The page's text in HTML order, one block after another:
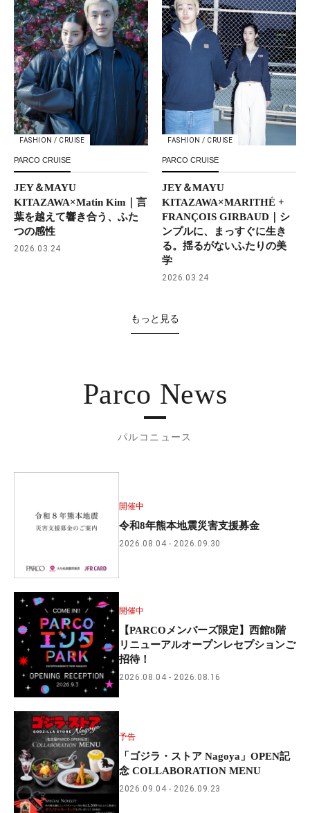
FASHION / CRUISE
PARCO CRUISE
JEY＆MAYU
KITAZAWA×Matin Kim｜言
葉を越えて響き合う、ふた
つの感性
2026.03.24
FASHION / CRUISE
PARCO CRUISE
JEY＆MAYU
KITAZAWA×MARITHÉ +
FRANÇOIS GIRBAUD｜シ
ンプルに、まっすぐに生き
る。揺るがないふたりの美
学
2026.03.24
もっと見る
Parco News
パルコニュース
開催中
令和8年熊本地震災害支援募金
2026.08.04 2026.09.30
開催中
【PARCOメンバーズ限定】西館8階
リニューアルオープンレセプションご
招待！
2026.08.04 2026.08.16
予告
「ゴジラ・ストア Nagoya」OPEN記
念 COLLABORATION MENU
2026.09.04 2026.09.23